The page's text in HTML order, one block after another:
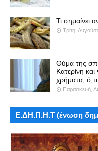
Τι σημαίνει
Τρίτη,
Θύμα της
Κατερίνη
χρήματα,
Παρασκευή,
Ε.ΔΗ.Π.Η.Τ (ένωση